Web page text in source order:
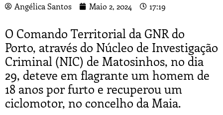
Angélica Santos Maio 2, 2024 17:19
O Comando Territorial da GNR do
Porto, através do Núcleo de Investigação
Criminal (NIC) de Matosinhos, no dia
29, deteve em flagrante um homem de
18 anos por furto e recuperou um
ciclomotor, no concelho da Maia.